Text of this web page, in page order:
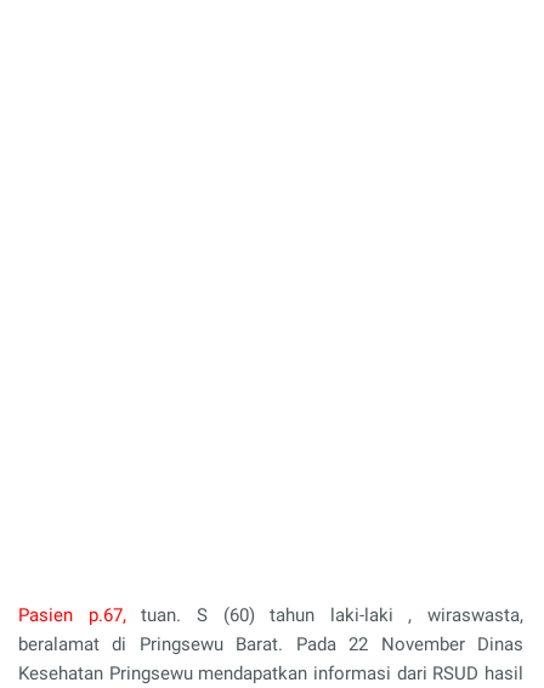
Pasien p.67,tuan. S (60) tahun laki-laki , wiraswasta,
beralamat di Pringsewu Barat.
Pada 22 November Dinas
Kesehatan Pringsewu mendapatkan informasi dari RSUD hasil